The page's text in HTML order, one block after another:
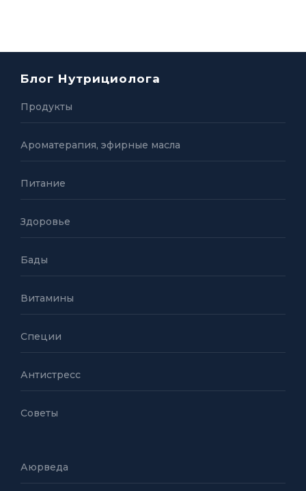
Блог Нутрициолога
Продукты
Ароматерапия, эфирные масла
Питание
Здоровье
Бады
Витамины
Специи
Антистресс
Советы
Аюрведа